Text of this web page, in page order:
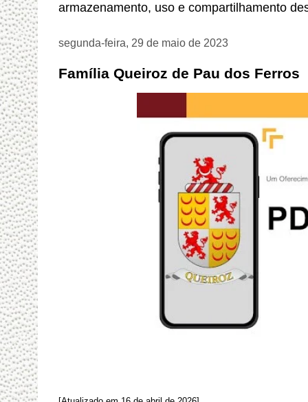
armazenamento, uso e compartilhamento
segunda-feira, 29 de maio de 2023
Família Queiroz de Pau dos Ferros